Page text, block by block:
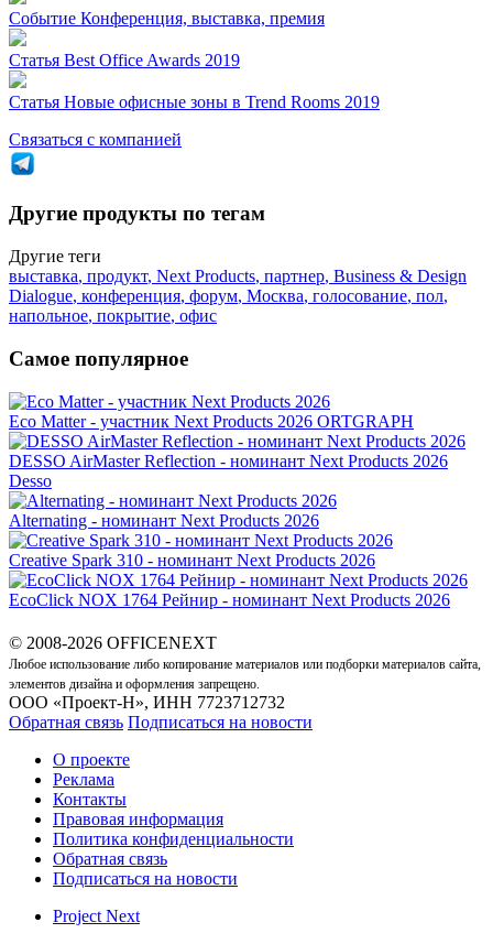
Событие Конференция, выставка, премия
Статья Best Office Awards 2019
Статья Новые офисные зоны в Trend Rooms 2019
Связаться с компанией
Другие продукты по тегам
Другие теги
выставка, продукт, Next Products, партнер, Business & Design
Dialogue, конференция, форум, Москва, голосование, пол,
напольное, покрытие, офис
Самое популярное
Eco Matter - участник Next Products 2026 ORTGRAPH
DESSO AirMaster Reflection - номинант Next Products 2026
Desso
Alternating - номинант Next Products 2026
Creative Spark 310 - номинант Next Products 2026
EcoClick NOX 1764 Рейнир - номинант Next Products 2026
© 2008-2026 OFFICENEXT
Любое использование либо копирование материалов или подборки материалов сайта,
элементов дизайна и оформления запрещено.
ООО «Проект-Н», ИНН 7723712732
Обратная связь Подписаться на новости
О проекте
Реклама
Контакты
Правовая информация
Политика конфиденциальности
Обратная связь
Подписаться на новости
Project Next